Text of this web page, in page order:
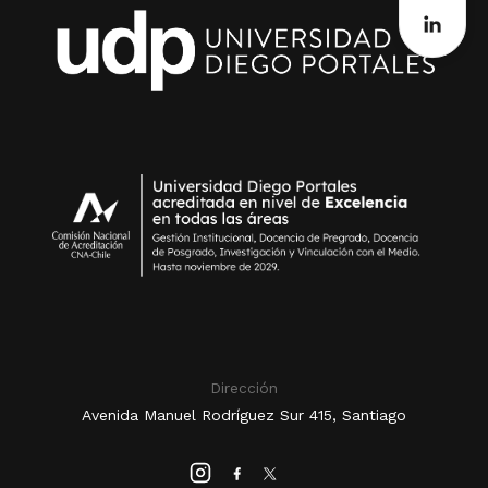
Dirección
Avenida Manuel Rodríguez Sur 415, Santiago